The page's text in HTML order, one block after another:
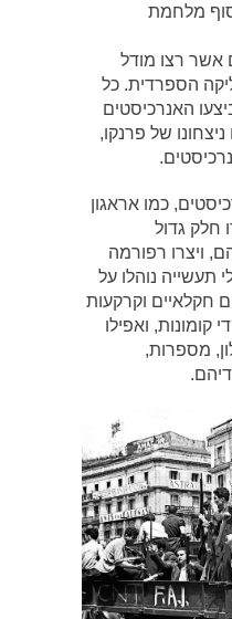
מלחמת
אשר רצו מודל
הספרדית. כל
האנרכיסטים
לשנת 1939, עם ניצחונו של פרנקו,
כמו אראגון
חלק גדול
ויצרו רפורמה
תעשייה נוהלו על
חקלאיים וקרקעות
קומונות, ואפילו
מספרות,